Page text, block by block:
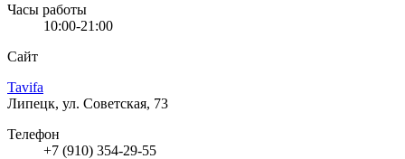
Часы работы
10:00-21:00
Сайт
Tavifa
Липецк, ул. Советская, 73
Телефон
+7 (910) 354-29-55